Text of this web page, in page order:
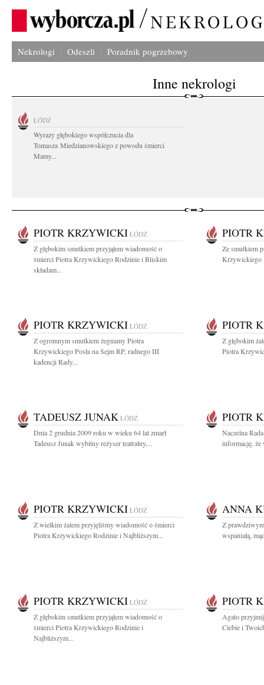
Nekrologi Odeszli Poradnik pogrzebowy
Inne nekrologi
ŁÓDŹ
Wyrazy głębokiego współczucia dla
Tomasza Miedzianowskiego z powodu śmierci
Mamy...
PIOTR KRZYWICKI ŁÓDŹ
Z głębokim smutkiem przyjąłem wiadomość o
śmierci Piotra Krzywickiego Rodzinie i Bliskim
składam...
PIOTR
Ze smutkiem
Krzywickiego
PIOTR KRZYWICKI ŁÓDŹ
Z ogromnym smutkiem żegnamy Piotra
Krzywickiego Posła na Sejm RP, radnego III
kadencji Rady...
PIOTR
Z głębokim
Piotra
TADEUSZ JUNAK ŁÓDŹ
Dnia 2 grudnia 2009 roku w wieku 64 lat zmarł
Tadeusz Junak wybitny reżyser teatralny,...
PIOTR
Naczelna
informację, że
PIOTR KRZYWICKI ŁÓDŹ
Z wielkim żalem przyjęliśmy wiadomość o śmierci
Piotra Krzywickiego Rodzinie i Najbliższym...
ANNA
Z
wspaniałą,
PIOTR KRZYWICKI ŁÓDŹ
Z głębokim smutkiem przyjąłem wiadomość o
śmierci Piotra Krzywickiego Rodzinie i
Najbliższym...
PIOTR
Agato przyjmij
Ciebie i